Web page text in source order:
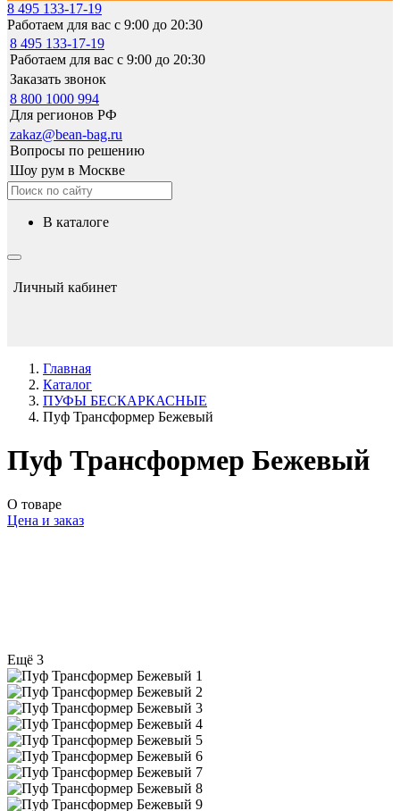
8 495 133-17-19
Работаем для вас с 9:00 до 20:30
8 495 133-17-19
Работаем для вас с 9:00 до 20:30
Заказать звонок
8 800 1000 994
Для регионов РФ
zakaz@bean-bag.ru
Вопросы по решению
Шоу рум в Москве
в каталоге
Личный кабинет
Главная
Каталог
ПУФЫ БЕСКАРКАСНЫЕ
Пуф Трансформер Бежевый
Пуф Трансформер Бежевый
О товаре
Цена и заказ
Ещё 3